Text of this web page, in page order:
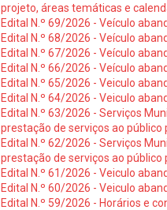
projeto, áreas temáticas e
Edital N.º 69/2026 - Veículo
Edital N.º 68/2026 - Veículo
Edital N.º 67/2026 - Veículo
Edital N.º 66/2026 - Veículo
Edital N.º 65/2026 - Veiculo
Edital N.º 64/2026 - Veiculo
Edital N.º 63/2026 - Serviços
prestação de serviços ao público
Edital N.º 62/2026 - Serviços
prestação de serviços ao público
Edital N.º 61/2026 - Veiculo
Edital N.º 60/2026 - Veiculo
Edital N.º 59/2026 - Horários e